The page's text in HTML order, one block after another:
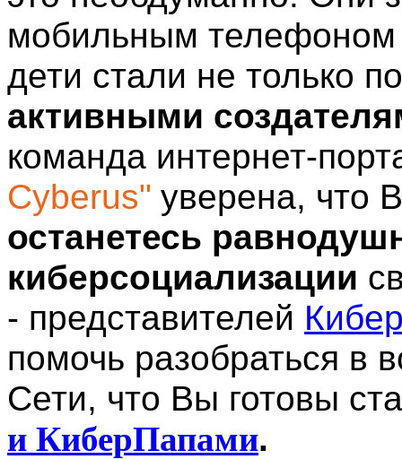
мобильным телефоном
дети стали не только
активными
команда интернет-
Cyberus" уверена, что
останетесь
киберсоциализации
- представителей
помочь разобраться в
Сети, что Вы готовы
и КиберПапами.